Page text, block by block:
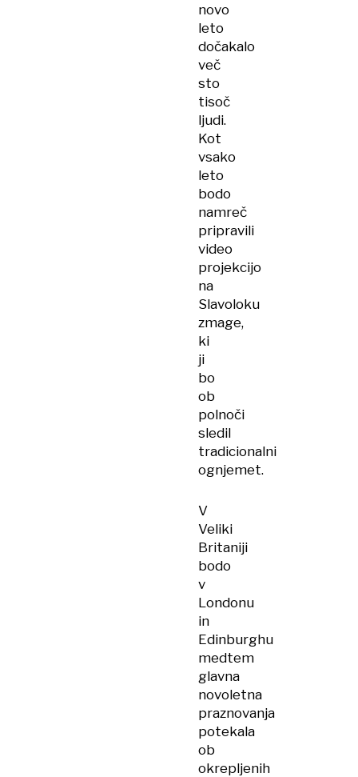
novo
leto
dočakalo
več
sto
tisoč
ljudi.
Kot
vsako
leto
bodo
namreč
pripravili
video
projekcijo
na
Slavoloku
zmage,
ki
ji
bo
ob
polnoči
sledil
tradicionalni
ognjemet.
V
Veliki
Britaniji
bodo
v
Londonu
in
Edinburghu
medtem
glavna
novoletna
praznovanja
potekala
ob
okrepljenih